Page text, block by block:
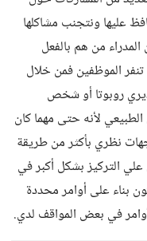
عليها ونتجنب مشاكلها
من هم بالفعل
الموظفين فمن خلال
روبوتا أو شخص
لأنه حتى مهما كان
نظري بأكثر من طريقة
علي التركيز بشكل أكبر في
بناء على أوامر محددة
في بعض المواقف لدي.